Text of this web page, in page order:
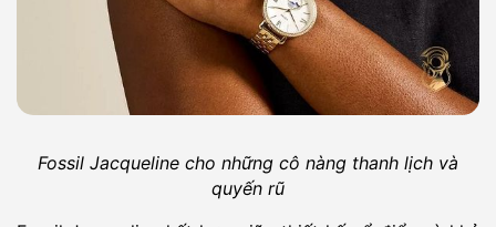
Fossil Jacqueline cho những cô nàng thanh lịch và
quyến rũ